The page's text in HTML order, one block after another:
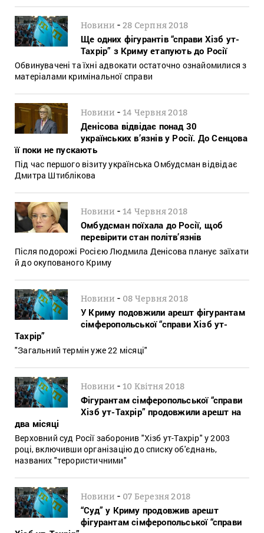
Новини -28 Серпня 2018
Ще одних фігурантів “справи Хізб ут-
Тахрір” з Криму етапують до Росії
Обвинувачені та їхні адвокати остаточно ознайомилися з
матеріалами кримінальної справи
Новини -14 Червня 2018
Денісова відвідає понад 30
українських в’язнів у Росії. До Сенцова
її поки не пускають
Під час першого візиту українська Омбудсман відвідає
Дмитра Штиблікова
Новини -14 Червня 2018
Омбудсман поїхала до Росії, щоб
перевірити стан політв’язнів
Після подорожі Росією Людмила Денісова планує заїхати
й до окупованого Криму
Новини - 08 Червня 2018
У Криму подовжили арешт фігурантам
сімферопольської “справи Хізб ут-
Тахрір”
"Загальний термін уже 22 місяці"
Новини -10 Квітня 2018
Фігурантам сімферопольської “справи
Хізб ут-Тахрір” продовжили арешт на
два місяці
Верховний суд Росії заборонив "Хізб ут-Тахрір" у 2003
році, включивши організацію до списку об'єднань,
названих "терористичними"
Новини - 07 Березня 2018
“Суд” у Криму продовжив арешт
фігурантам сімферопольської “справи